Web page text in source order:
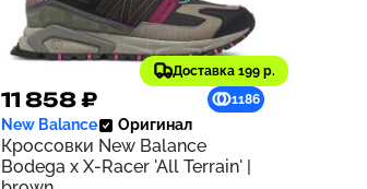
Доставка 199 р.
11 858 ₽ 1186
New Balance Оригинал
Кроссовки New Balance
Bodega x X-Racer 'All Terrain' |